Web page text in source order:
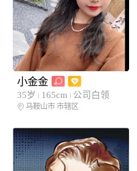
小金金
35岁 165cm 公司白领
马鞍山市 市辖区